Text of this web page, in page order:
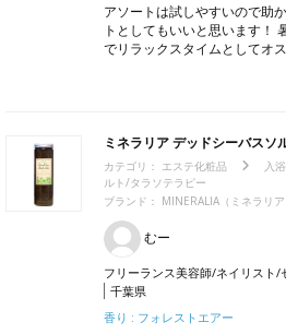
アソートは試しやすいので助
トとしてもいいと思います！
でリラックスタイムとしてオ
ミネラリア デッドシーバス
カテゴリ： エステ化粧品 入
ルト/タラソテラピー
ブランド： MINERALIA（ミネラリア
むー
フリーランス美容師/ネイリスト/
千葉県
香り : フォレストエアー